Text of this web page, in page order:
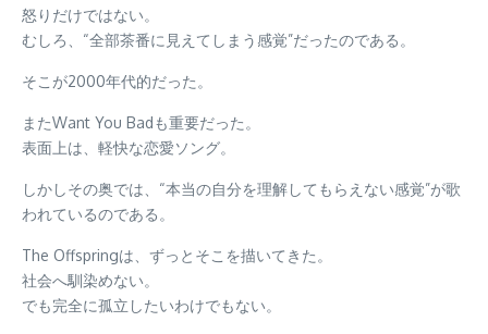
怒りだけではない。
むしろ、“全部茶番に見えてしまう感覚”だったのである。
そこが2000年代的だった。
またWant You Badも重要だった。
表面上は、軽快な恋愛ソング。
しかしその奥では、“本当の自分を理解してもらえない感覚”が歌
われているのである。
The Offspringは、ずっとそこを描いてきた。
社会へ馴染めない。
でも完全に孤立したいわけでもない。